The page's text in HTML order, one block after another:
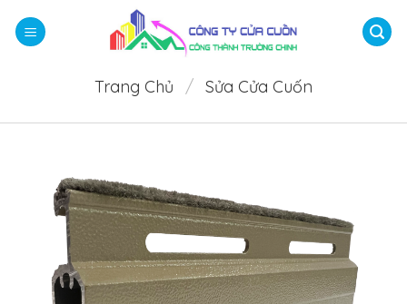
qua
Trang Chủ / Sửa Cửa Cuốn